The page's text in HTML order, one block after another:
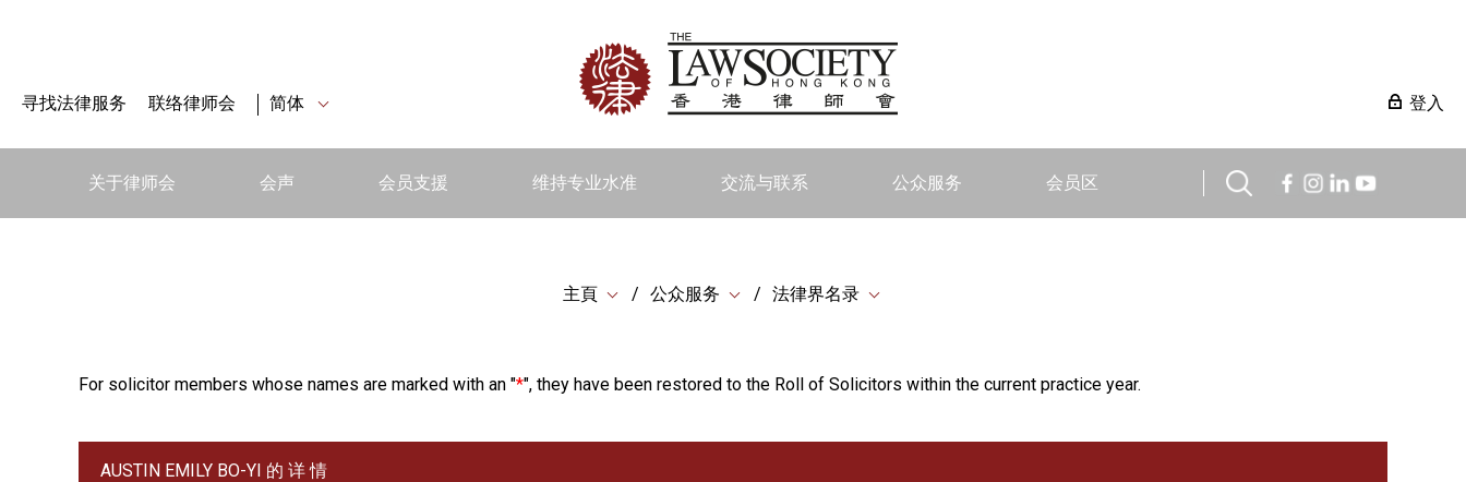
寻找法律服务 联络律师会 简体 登入
关于律师会 会声 会员支援 维持专业水准 交流与联系 公众服务 会员区
主頁 公众服务 法律界名录
For solicitor members whose names are marked with an "*", they have been restored to the Roll of Solicitors within the current practice year.
AUSTIN EMILY BO-YI 的 详 情